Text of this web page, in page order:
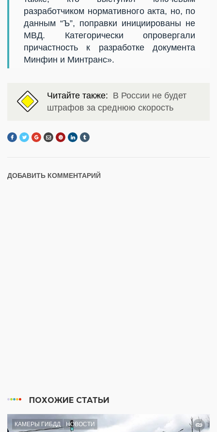
разработчиком нормативного акта, но, по
данным “Ъ”, поправки инициированы не
МВД. Категорически опровергали
причастность к разработке документа
Минфин и Минтранс».
Читайте также: В России не будет
штрафов за среднюю скорость
ДОБАВИТЬ КОММЕНТАРИЙ
ПОХОЖИЕ СТАТЬИ
КАМЕРЫ ГИБДД НОВОСТИ